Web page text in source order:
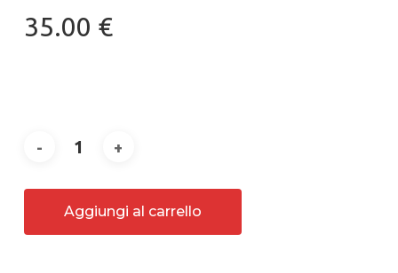
35.00 €
Aggiungi al carrello